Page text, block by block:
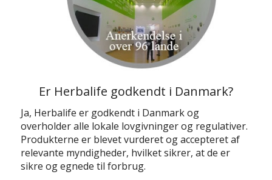
Er Herbalife godkendt i Danmark?
Ja, Herbalife er godkendt i Danmark og
overholder alle lokale lovgivninger og regulativer.
Produkterne er blevet vurderet og accepteret af
relevante myndigheder, hvilket sikrer, at de er
sikre og egnede til forbrug.